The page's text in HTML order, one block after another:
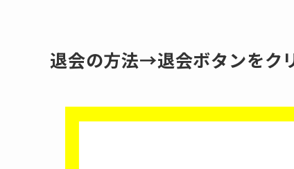
退会の方法→退会ボタンをク